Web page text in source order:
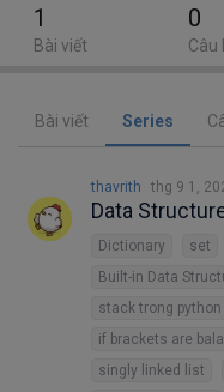
Bài viết Series
thavrith thg 9 1,
Data
Dictionary set
Built-in Data
stack trong python
if brackets are
singly linked list
1
Bài viết
0
Câu